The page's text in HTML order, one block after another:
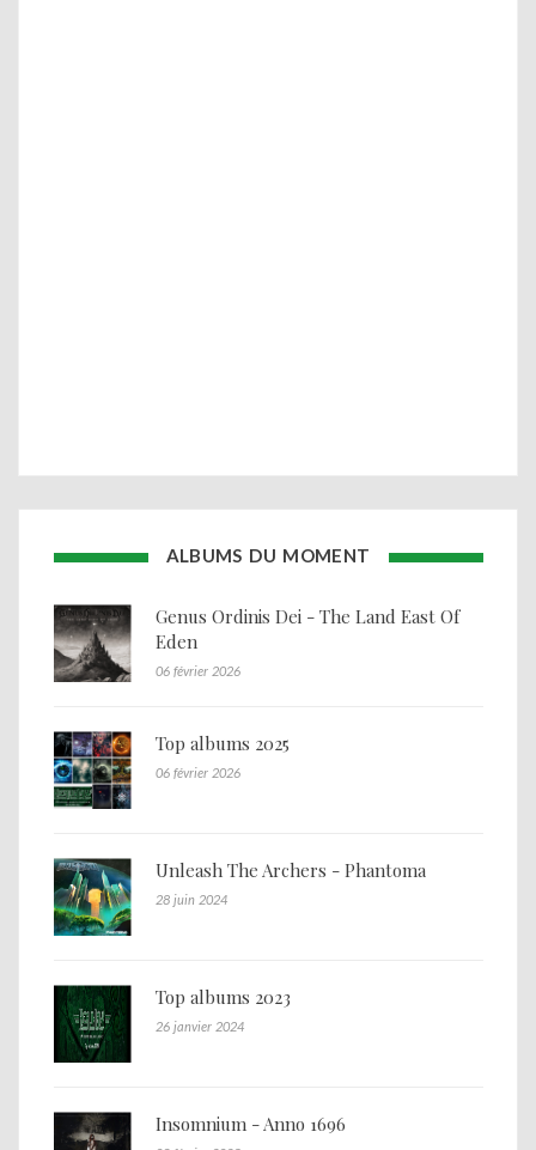
ALBUMS DU MOMENT
Genus Ordinis Dei - The Land East Of
Eden
06 février 2026
Top albums 2025
06 février 2026
Unleash The Archers - Phantoma
28 juin 2024
Top albums 2023
26 janvier 2024
Insomnium - Anno 1696